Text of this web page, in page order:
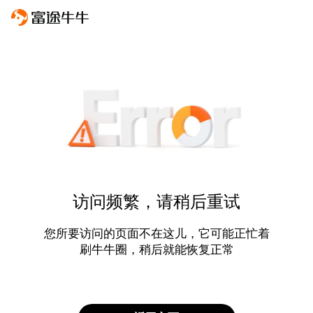
访问频繁，请稍后重试
您所要访问的页面不在这儿，它可能正忙着
刷牛牛圈，稍后就能恢复正常